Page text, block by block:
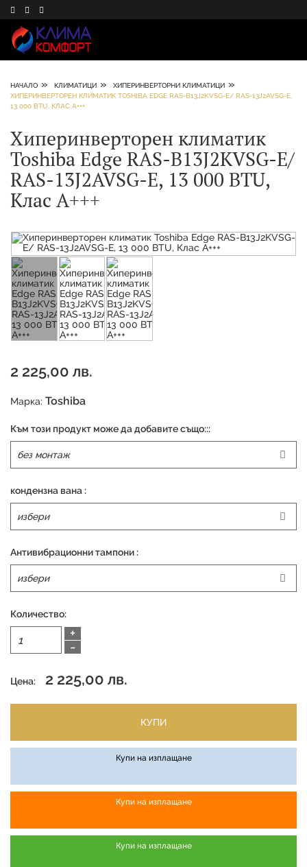
НАЧАЛО » КЛИМАТИЦИ » ХИПЕРИНВЕРТОРНИ КЛИМАТИЦИ »
ХИПЕРИНВЕРТОРЕН КЛИМАТИК TOSHIBA EDGE RAS-B13J2KVSG-E/ RAS-13J2AVSG-E,
13 000 BTU, КЛАС A+++
Хиперинверторен климатик
Toshiba Edge RAS-B13J2KVSG-E/
RAS-13J2AVSG-E, 13 000 BTU,
Клас A+++
2 225,00 лв.
Марка: Toshiba
Към този продукт може да добавите също:::
кондензна вана :
Антивибрационни тампони :
Количество:
+
-
Цена: 2 225,00 лв.
КУПИ
Купи на изплащане
Купи на изплащане
Купи на изплащане